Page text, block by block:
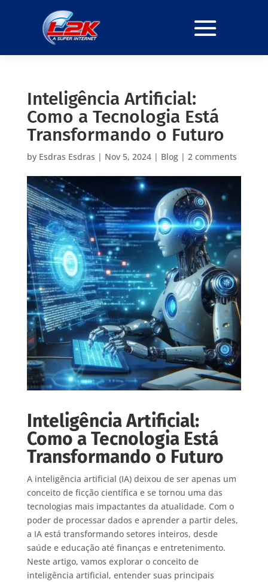
Inteligência Artificial:
Como a Tecnologia Está
Transformando o Futuro
by Esdras Esdras | Nov 5, 2024| Blog| 2 comments
Inteligência Artificial:
Como a Tecnologia Está
Transformando o Futuro
A inteligência artificial (IA) deixou de ser apenas um
conceito de ficção científica e se tornou uma das
tecnologias mais impactantes da atualidade. Com o
poder de processar dados e aprender a partir deles,
a IA está transformando setores inteiros, desde
saúde e educação até finanças e entretenimento.
Neste artigo, vamos explorar o conceito de
inteligência artificial, entender suas principais